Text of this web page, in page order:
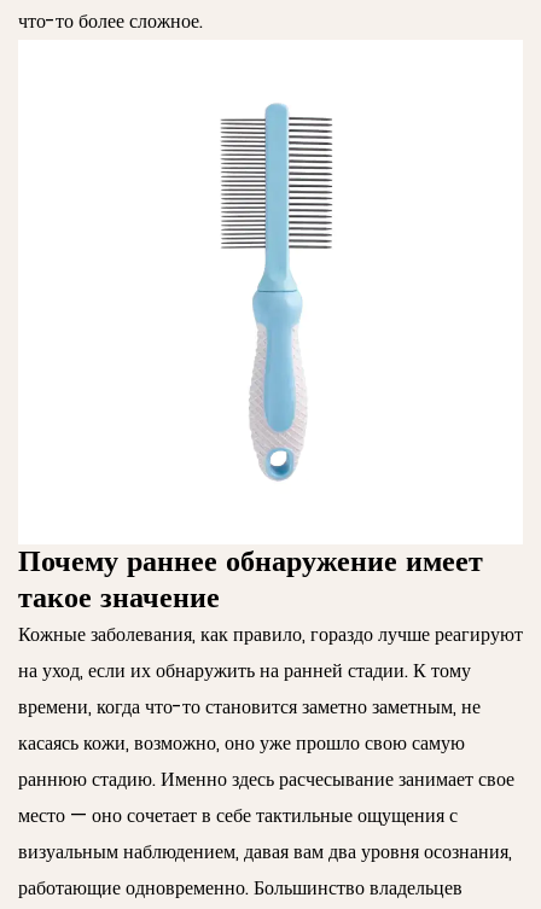
что-то более сложное.
Почему раннее обнаружение имеет
такое значение
Кожные заболевания, как правило, гораздо лучше реагируют
на уход, если их обнаружить на ранней стадии. К тому
времени, когда что-то становится заметно заметным, не
касаясь кожи, возможно, оно уже прошло свою самую
раннюю стадию. Именно здесь расчесывание занимает свое
место — оно сочетает в себе тактильные ощущения с
визуальным наблюдением, давая вам два уровня осознания,
работающие одновременно. Большинство владельцев